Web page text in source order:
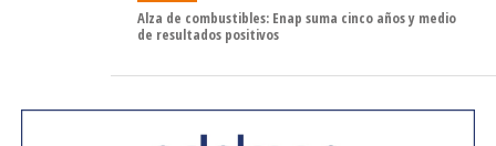
El gerente general de Enap, Julio Friedmann, destacó que
de nuestra mochila financiera, alineados en todo
Alza de combustibles: Enap suma cinco años y medio
de resultados positivos